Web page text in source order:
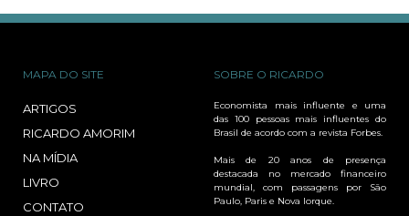
MAPA DO SITE
ARTIGOS
RICARDO AMORIM
NA MÍDIA
LIVRO
CONTATO
SOBRE O RICARDO
Economista mais influente e uma
das 100 pessoas mais influentes do
Brasil de acordo com a revista Forbes.
Mais de 20 anos de presença
destacada no mercado financeiro
mundial, com passagens por São
Paulo, Paris e Nova Iorque.